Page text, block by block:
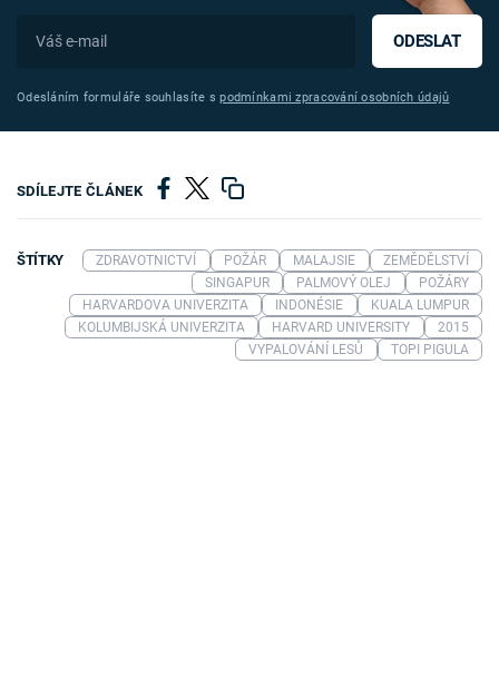
ODESLAT
Odesláním formuláře souhlasíte spodmínkami zpracování osobních údajů
SDÍLEJTE ČLÁNEK
ŠTÍTKY ZDRAVOTNICTVÍ POŽÁR MALAJSIE
ZEMĚDĚLSTVÍ
SINGAPUR
PALMOVÝ OLEJ
POŽÁRY
HARVARDOVA UNIVERZITA
INDONÉSIE
KUALA LUMPUR
KOLUMBIJSKÁ UNIVERZITA
HARVARD UNIVERSITY
2015
VYPALOVÁNÍ LESŮ
TOPI PIGULA